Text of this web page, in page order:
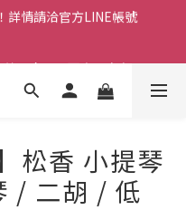
冊會員即可立馬享有300元
松香 小提琴
/ 二胡 / 低